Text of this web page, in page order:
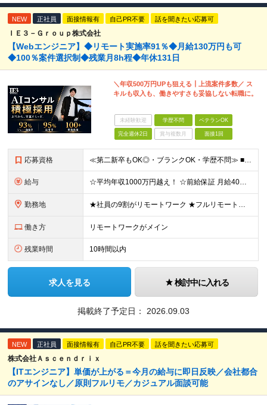
NEW 正社員 面接情報有 自己PR不要 話を聞きたい応募可
ＩＥ３－Ｇｒｏｕｐ株式会社
【Webエンジニア】◆リモート実施率91％◆月給130万円も可
◆100％案件選択制◆残業月8h程◆年休131日
＼年収500万円UPも狙える┃上流案件多数／ ス
キルも収入も、働きやすさも妥協しない転職に。
未経験歓迎 学歴不問 ベテランOK
完全週休2日 賞与複数月 面接1回
応募資格 ≪第二新卒もOK◎・ブランクOK・学歴不問≫ ■エンジニアとして実務経験をお持ちの方（2年以上） ＼意欲重視の採用です／ 「経歴に自信がない」という方も、 ”今後挑戦したいこと""スキルアップしたい
給与 ☆平均年収1000万円越え！ ☆前給保証 月給40万円〜140万円＋決算賞与＋各種手当 ※経験・能力を考慮し、当社規定により加給・優遇します ※月給には固定残業代（6万9,000円～18万6,00
勤務地 ★社員の9割がリモートワーク ★フルリモート案件もあり ★地方からの応募も歓迎！／転居を伴う転勤なし 東京23区を中心としたプロジェクト先での勤務です。 ◎東京⇒地方へUターンし、フルリモ勤務 ◎
働き方 リモートワークがメイン
残業時間 10時間以内
求人を見る 検討中に入れる
掲載終了予定日： 2026.09.03
NEW 正社員 面接情報有 自己PR不要 話を聞きたい応募可
株式会社Ａｓｃｅｎｄｒｉｘ
【ITエンジニア】単価が上がる＝今月の給与に即日反映／会社都合
のアサインなし／原則フルリモ／カジュアル面談可能